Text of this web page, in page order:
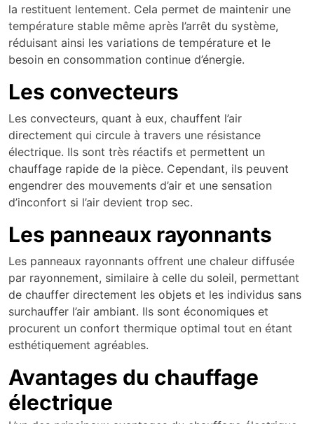
la restituent lentement. Cela permet de maintenir une
température stable même après l’arrêt du système,
réduisant ainsi les variations de température et le
besoin en consommation continue d’énergie.
Les convecteurs
Les convecteurs, quant à eux, chauffent l’air
directement qui circule à travers une résistance
électrique. Ils sont très réactifs et permettent un
chauffage rapide de la pièce. Cependant, ils peuvent
engendrer des mouvements d’air et une sensation
d’inconfort si l’air devient trop sec.
Les panneaux rayonnants
Les panneaux rayonnants offrent une chaleur diffusée
par rayonnement, similaire à celle du soleil, permettant
de chauffer directement les objets et les individus sans
surchauffer l’air ambiant. Ils sont économiques et
procurent un confort thermique optimal tout en étant
esthétiquement agréables.
Avantages du chauffage
électrique